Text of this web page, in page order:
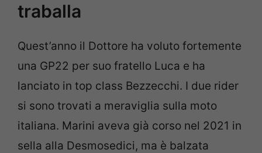
traballa
Quest’anno il Dottore ha voluto fortemente
una GP22 per suo fratello Luca e ha
lanciato in top class Bezzecchi. I due rider
si sono trovati a meraviglia sulla moto
italiana. Marini aveva già corso nel 2021 in
sella alla Desmosedici, ma è balzata